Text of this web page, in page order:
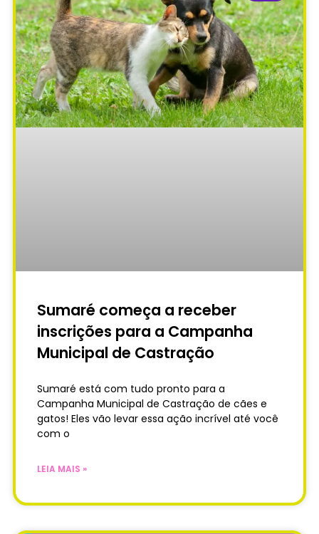
Sumaré começa a receber
inscrições para a Campanha
Municipal de Castração
Sumaré está com tudo pronto para a
Campanha Municipal de Castração de cães e
gatos! Eles vão levar essa ação incrível até você
com o
LEIA MAIS »